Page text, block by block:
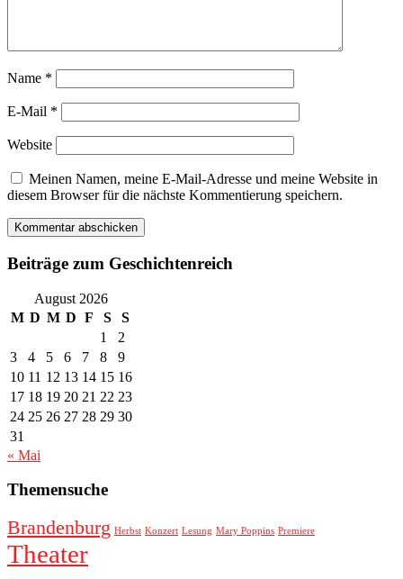
Name *
E-Mail *
Website
Meinen Namen, meine E-Mail-Adresse und meine Website in
diesem Browser für die nächste Kommentierung speichern.
Beiträge zum Geschichtenreich
August 2026
M D M D F S
S
1
2
3
4 5 6 7 8
9
10 11 12 13 14 15 16
17 18 19 20 21 22 23
24 25 26 27 28 29 30
31
« Mai
Themensuche
Brandenburg Herbst Konzert Lesung Mary Poppins Premiere
Theater